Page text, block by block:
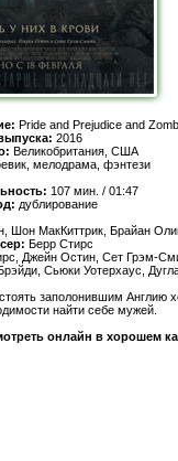
Pride and Prejudice and
2016
Великобритания, США
мелодрама, фэнтези
107 мин. / 01:47
дублирование
Шон МакКиттрик, Брайан
Берр Стирс
Джейн Остин, Сет Грэм-
Сьюки Уотерхаус,
заполонившим Англию
найти себе мужей.
онлайн в хорошем